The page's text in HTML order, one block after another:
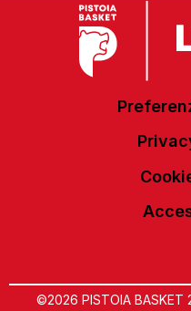
©2026 PISTOIA BASKET